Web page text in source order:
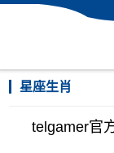
星座生肖
telgamer官